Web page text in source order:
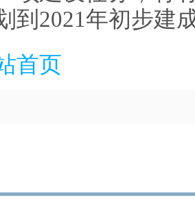
到2021年初步建
首页